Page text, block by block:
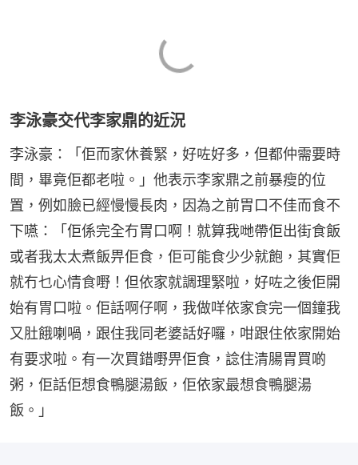
李泳豪交代李家鼎的近況
李泳豪：「佢而家休養緊，好咗好多，但都仲需要時
間，畢竟佢都老啦。」他表示李家鼎之前暴瘦的位
置，例如臉已經慢慢長肉，因為之前胃口不佳而食不
下嚥：「佢係完全冇胃口啊！就算我哋帶佢出街食飯
或者我太太煮飯畀佢食，佢可能食少少就飽，其實佢
就冇乜心情食嘢！但依家就調理緊啦，好咗之後佢開
始有胃口啦。佢話啊仔啊，我做咩依家食完一個鐘我
又肚餓喇喎，跟住我同老婆話好囉，咁跟住依家開始
有要求啦。有一次買錯嘢畀佢食，諗住清腸胃買啲
粥，佢話佢想食鴨腿湯飯，佢依家最想食鴨腿湯
飯。」